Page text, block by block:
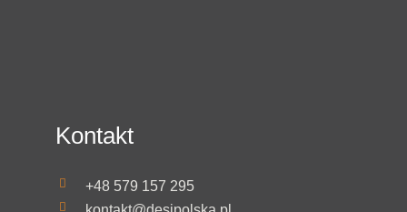
Kontakt
+48 579 157 295